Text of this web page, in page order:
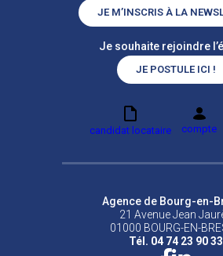
JE M’INSCRIS À LA
Je souhaite rejoindre
JE POSTULE ICI !
candidat locataire compte
Agence de Bourg-en-
21 Avenue Jean
01000 BOURG-EN-
Tél. 04 74 23 90 33